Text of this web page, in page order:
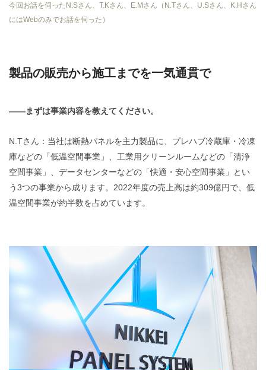
今回お話を伺ったN.Sさん、T.Kさん、E.Mさん（N.Tさん、U.Sさん、K.Hさん
にはWebのみでお話を伺った）
製品の販売から施工までを一気通貫で
——まずは事業内容を教えてください。
N.Tさん：当社は断熱パネルを主力製品に、プレハブ冷蔵庫・冷凍
庫などの「低温空間事業」、工業用クリーンルームなどの「清浄
空間事業」、データセンターなどの「快適・安心空間事業」とい
う3つの事業から成ります。2022年度の売上高は約309億円で、低
温空間事業が約半数を占めています。